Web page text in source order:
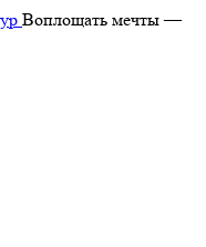
Воплощать мечты —